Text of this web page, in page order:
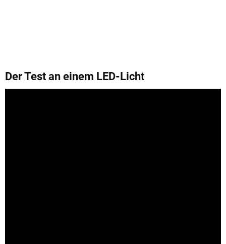
Der Test an einem LED-Licht